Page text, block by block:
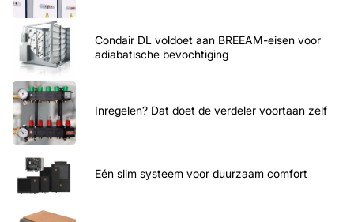
Condair DL voldoet aan BREEAM-eisen voor
adiabatische bevochtiging
Inregelen? Dat doet de verdeler voortaan zelf
Eén slim systeem voor duurzaam comfort